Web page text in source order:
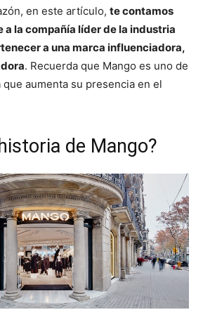
en este artículo, te contamos
a la compañía líder de la industria
a una marca influenciadora,
. Recuerda que Mango es uno de
aumenta su presencia en el
de Mango?